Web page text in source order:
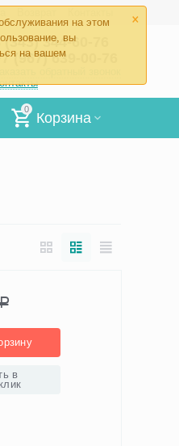
×
на этом
вы
на вашем
(343) 344-60-76
(967) 639-00-76
0
Корзина
Р
в